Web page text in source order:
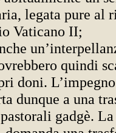
legata pure al
Vaticano II;
quindi
doni.
dunque a una
gadgè. La